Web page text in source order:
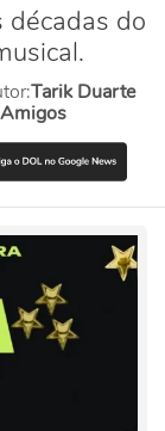
décadas do
Tarik Duarte